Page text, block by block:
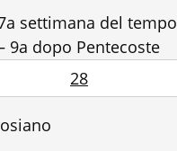
settimana del tempo
9a dopo Pentecoste
28